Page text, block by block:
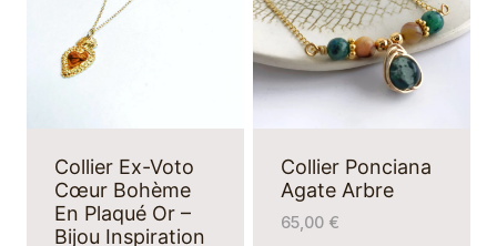
Collier Ex-Voto
Cœur Bohème
En Plaqué Or –
Bijou Inspiration
Collier Ponciana
Agate Arbre
65,00 €